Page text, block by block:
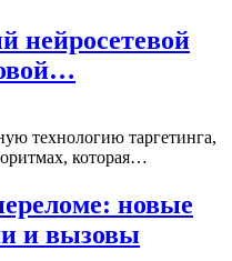
нейросетевой
технологию таргетинга,
которая…
новые
и вызовы